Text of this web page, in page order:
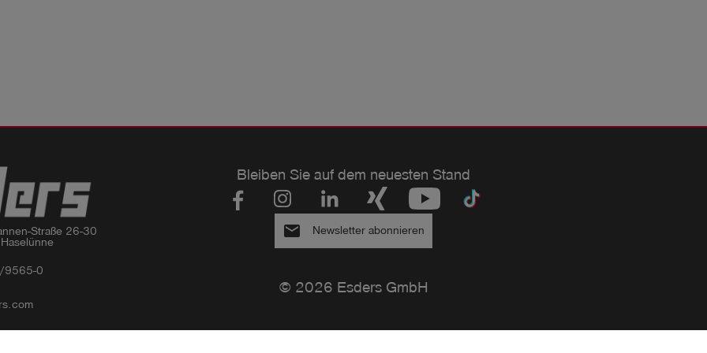
Straße 26-30
9565-0
Bleiben Sie auf dem neuesten Stand
email Newsletter abonnieren
© 2026 Esders GmbH